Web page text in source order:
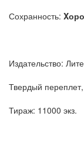
Сохранность:
Издательство:
Твердый
Тираж: 11000 экз.